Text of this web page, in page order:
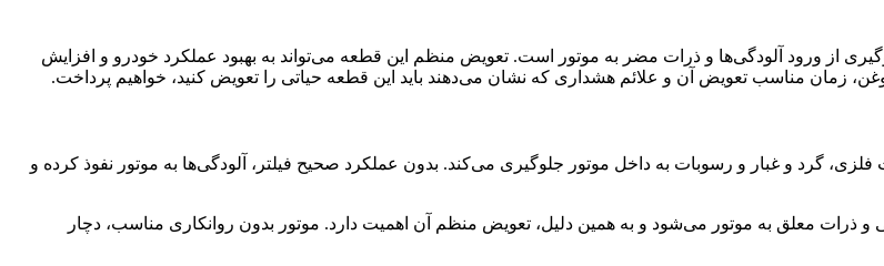
از ورود آلودگی‌ها و ذرات مضر به موتور است. تعویض منظم این قطعه می‌تواند به بهبود عملکرد خودرو و افزایش
گرد و غبار و رسوبات به داخل موتور جلوگیری می‌کند. بدون عملکرد صحیح فیلتر، آلودگی‌ها به موتور نفوذ کرده و
و ذرات معلق به موتور می‌شود و به همین دلیل، تعویض منظم آن اهمیت دارد. موتور بدون روانکاری مناسب، دچار